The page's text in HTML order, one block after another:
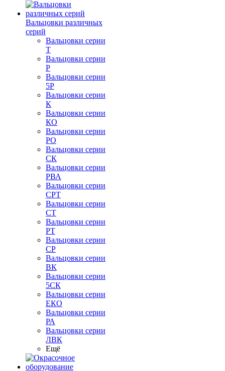
Вальцовки различных
серий
Вальцовки серии
Т
Вальцовки серии
Р
Вальцовки серии
5Р
Вальцовки серии
К
Вальцовки серии
КО
Вальцовки серии
РО
Вальцовки серии
СК
Вальцовки серии
РВА
Вальцовки серии
СРТ
Вальцовки серии
СТ
Вальцовки серии
РТ
Вальцовки серии
СР
Вальцовки серии
ВК
Вальцовки серии
5СК
Вальцовки серии
ЕКО
Вальцовки серии
РА
Вальцовки серии
ЛВК
Ещё